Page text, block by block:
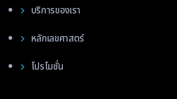
บริการของเรา
หลักเลขศาสตร์
โปรโมชั่น